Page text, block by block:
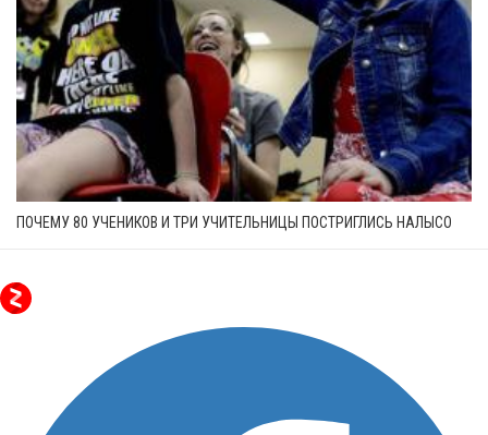
ПОЧЕМУ 80 УЧЕНИКОВ И ТРИ УЧИТЕЛЬНИЦЫ ПОСТРИГЛИСЬ НАЛЫСО